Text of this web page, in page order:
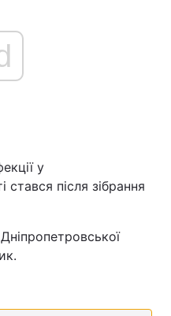
у
стався після зібрання